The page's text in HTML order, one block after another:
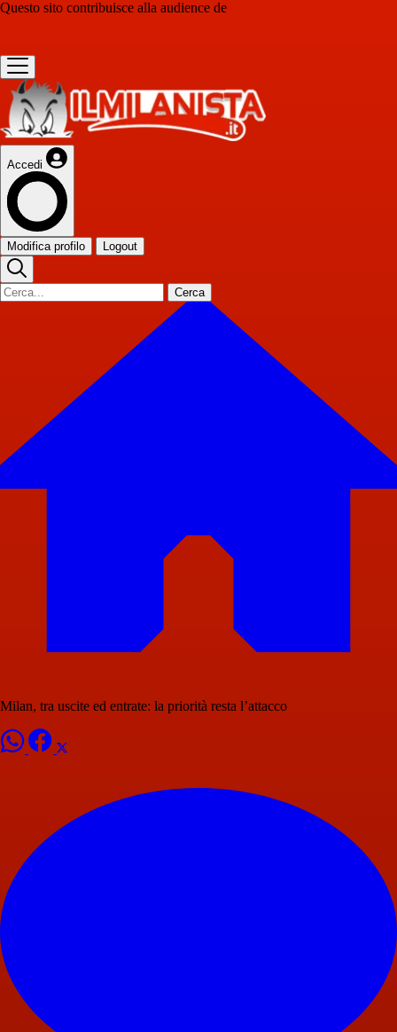
Questo sito contribuisce alla audience de
Accedi
Modifica profilo Logout
Cerca
Milan, tra uscite ed entrate: la priorità resta l’attacco